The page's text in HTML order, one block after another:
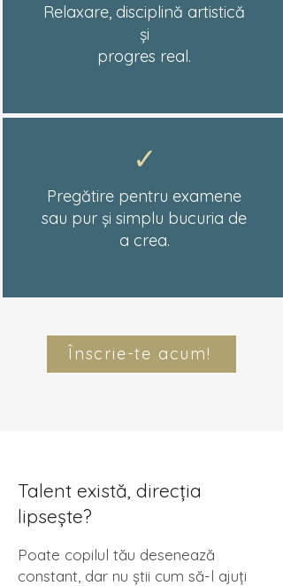
Relaxare, disciplină artistică
și
progres real.
✓
Pregătire pentru examene
sau pur și simplu bucuria de
a crea.
Înscrie-te acum!
Talent există, direcția
lipsește?
Poate copilul tău desenează
constant, dar nu știi cum să-l ajuți